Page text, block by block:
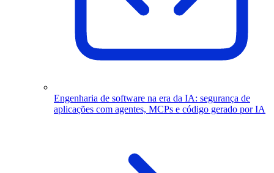
Engenharia de software na era da IA: segurança de
aplicações com agentes, MCPs e código gerado por IA